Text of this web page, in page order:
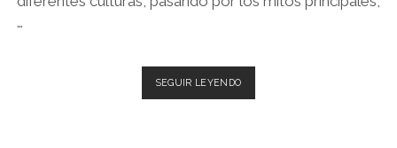
…
SEGUIR LEYENDOQUÉ
REFLEJA